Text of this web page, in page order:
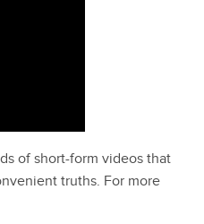
of short-form videos that
truths. For more